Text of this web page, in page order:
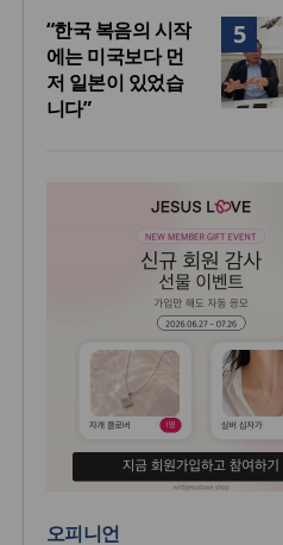
5
“한국 복음의 시작
에는 미국보다 먼
저 일본이 있었습
니다”
오피니언